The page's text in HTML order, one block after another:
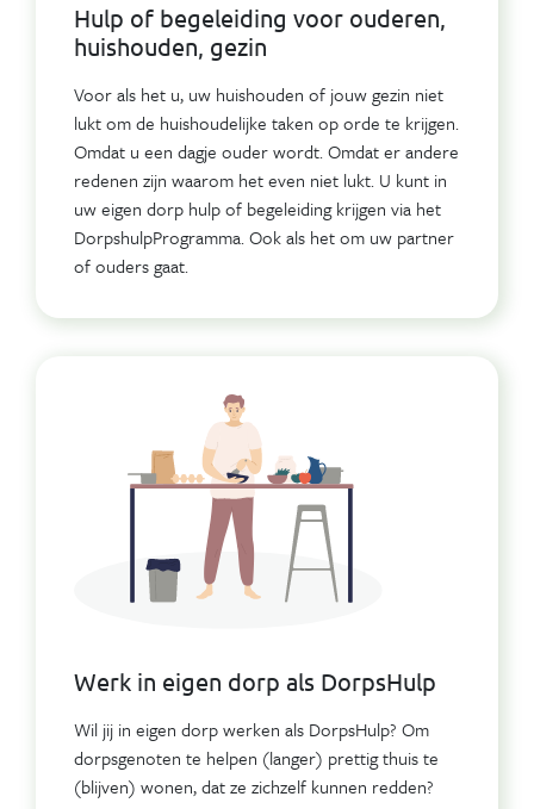
Hulp of begeleiding voor ouderen,
huishouden, gezin
Voor als het u, uw huishouden of jouw gezin niet
lukt om de huishoudelijke taken op orde te krijgen.
Omdat u een dagje ouder wordt. Omdat er andere
redenen zijn waarom het even niet lukt. U kunt in
uw eigen dorp hulp of begeleiding krijgen via het
DorpshulpProgramma. Ook als het om uw partner
of ouders gaat.
Werk in eigen dorp als DorpsHulp
Wil jij in eigen dorp werken als DorpsHulp? Om
dorpsgenoten te helpen (langer) prettig thuis te
(blijven) wonen, dat ze zichzelf kunnen redden?